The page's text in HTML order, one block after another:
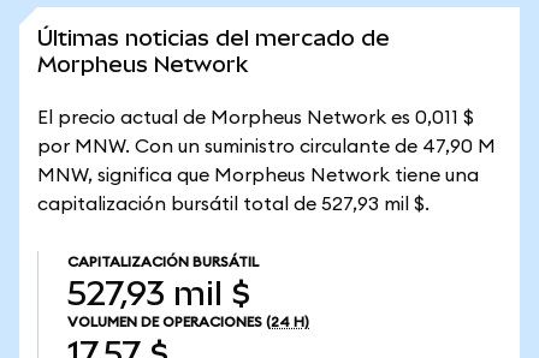
Últimas noticias del mercado de
Morpheus Network
El precio actual de Morpheus Network es 0,011 $
por MNW. Con un suministro circulante de 47,90 M
MNW, significa que Morpheus Network tiene una
capitalización bursátil total de 527,93 mil $.
CAPITALIZACIÓN BURSÁTIL
527,93 mil $
VOLUMEN DE OPERACIONES (24 H)